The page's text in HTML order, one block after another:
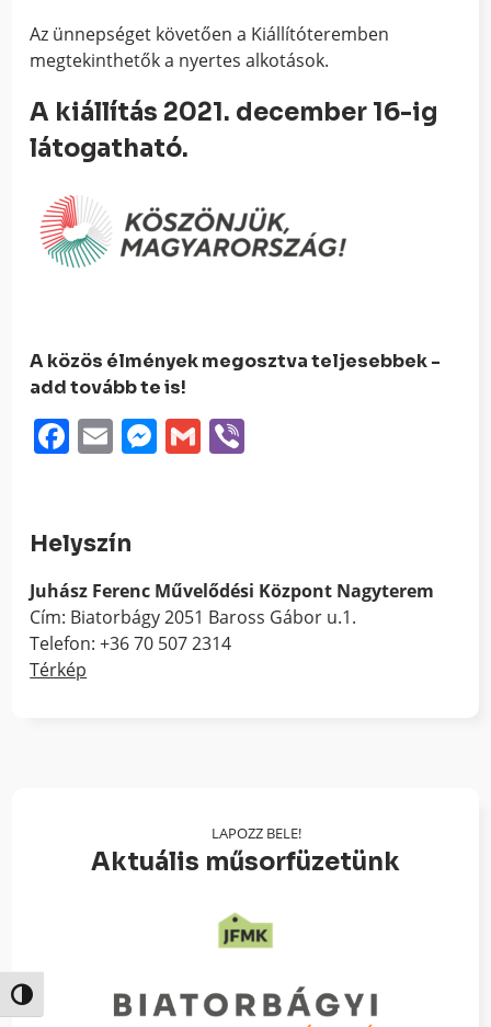
Nagy kontraszt váltása
Az ünnepséget követően a Kiállítóteremben
megtekinthetők a nyertes alkotások.
A kiállítás 2021. december 16-ig
látogatható.
A közös élmények megosztva teljesebbek -
add tovább te is!
Facebook
EmailMessenger
Gmail
Helyszín
Juhász Ferenc Művelődési Központ Nagyterem
Cím: Biatorbágy 2051 Baross Gábor u.1.
Telefon: +36 70 507 2314
Térkép
LAPOZZ BELE!
Aktuális műsorfüzetünk